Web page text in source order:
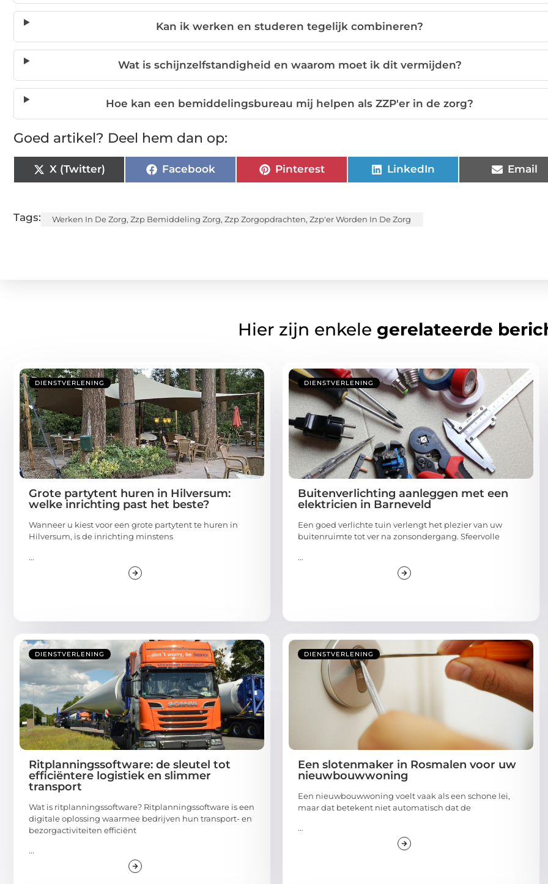
Kan ik werken en studeren tegelijk combineren?
Wat is schijnzelfstandigheid en waarom moet ik dit vermijden?
Hoe kan een bemiddelingsbureau mij helpen als ZZP'er in de zorg?
Goed artikel? Deel hem dan op:
X (Twitter) Facebook Pinterest LinkedIn Email
Tags: Werken In De Zorg, Zzp Bemiddeling Zorg, Zzp Zorgopdrachten, Zzp'er Worden In De Zorg
Hier zijn enkele gerelateerde
DIENSTVERLENING
Grote partytent huren in Hilversum:
welke inrichting past het beste?
Wanneer u kiest voor een grote partytent te huren in
Hilversum, is de inrichting minstens
...
DIENSTVERLENING
Buitenverlichting aanleggen met een
elektricien in Barneveld
Een goed verlichte tuin verlengt het plezier van uw
buitenruimte tot ver na zonsondergang. Sfeervolle
...
DIENSTVERLENING
Ritplanningssoftware: de sleutel tot
efficiëntere logistiek en slimmer
transport
Wat is ritplanningssoftware? Ritplanningssoftware is een
digitale oplossing waarmee bedrijven hun transport- en
bezorgactiviteiten efficiënt
...
DIENSTVERLENING
Een slotenmaker in Rosmalen voor uw
nieuwbouwwoning
Een nieuwbouwwoning voelt vaak als een schone lei,
maar dat betekent niet automatisch dat de
...